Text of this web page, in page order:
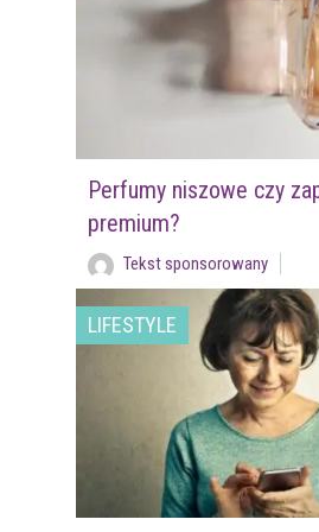
Perfumy niszowe czy
premium?
Tekst sponsorowany
LIFESTYLE